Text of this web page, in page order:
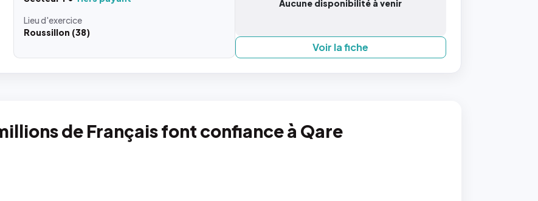
Lieud'exercice
Roussillon (38)
Aucune disponibilité à venir
Voir la fiche
de Français font confiance à Qare